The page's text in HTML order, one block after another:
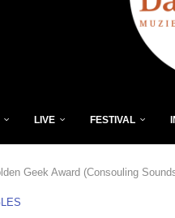
LIVE FESTIVAL
Geek Award (Consouling